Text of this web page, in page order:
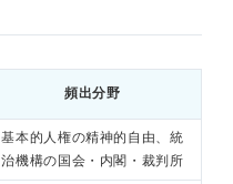
頻出分野
基本的人権の精神的自由、統
治機構の国会・内閣・裁判所